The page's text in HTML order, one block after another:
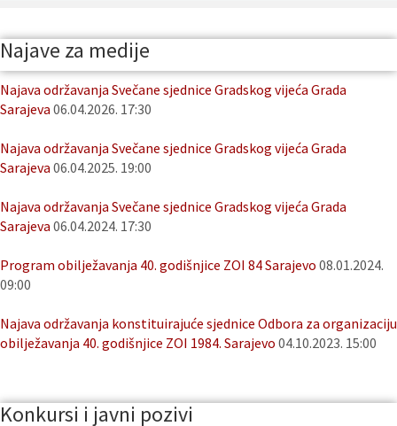
Najave za medije
Najava održavanja Svečane sjednice Gradskog vijeća Grada
Sarajeva 06.04.2026. 17:30
Najava održavanja Svečane sjednice Gradskog vijeća Grada
Sarajeva 06.04.2025. 19:00
Najava održavanja Svečane sjednice Gradskog vijeća Grada
Sarajeva 06.04.2024. 17:30
Program obilježavanja 40. godišnjice ZOI 84 Sarajevo 08.01.2024.
09:00
Najava održavanja konstituirajuće sjednice Odbora za organizaciju
obilježavanja 40. godišnjice ZOI 1984. Sarajevo 04.10.2023. 15:00
Konkursi i javni pozivi